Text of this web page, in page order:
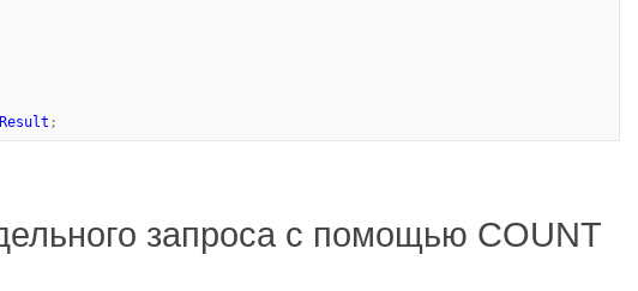
;
запроса с помощью COUNT